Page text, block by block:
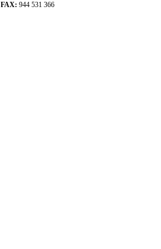
FAX: 944 531 366